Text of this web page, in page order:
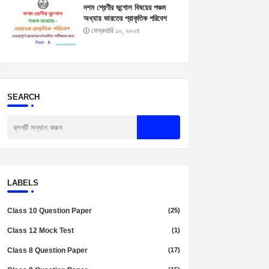
দশম শ্রেণীর ভূগোল বিষয়ের পঞ্চম
অধ্যায় ভারতের প্রাকৃতিক পরিবেশ
প্রশ্নোত্তর। Madhyamik
ফেব্রুয়ারি ১০, ২০২৪
SEARCH
LABELS
Class 10 Question Paper (25)
Class 12 Mock Test (1)
Class 8 Question Paper (17)